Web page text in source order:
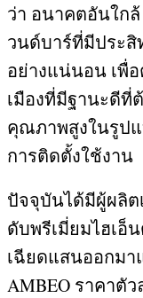
ว่า อนาคตอันใก
วนด์บาร์ที่มีประ
อย่างแน่นอน เพื่
เมืองที่มีฐานะดีที่
คุณภาพสูงในรูปแ
การติดตั้งใช้งาน
ปัจจุบันได้มีผู้ผลิต
ดับพรีเมี่ยมไฮเอ็
เฉียดแสนออกมา
AMBEO ราคาตัว